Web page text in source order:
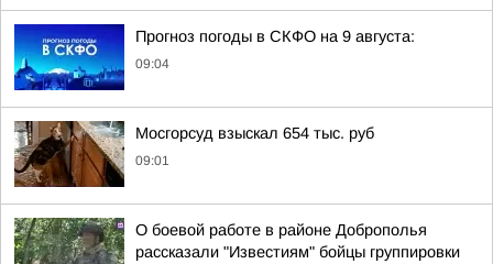
Прогноз погоды в СКФО на 9 августа:
09:04
Мосгорсуд взыскал 654 тыс. руб
09:01
О боевой работе в районе Доброполья
рассказали "Известиям" бойцы группировки